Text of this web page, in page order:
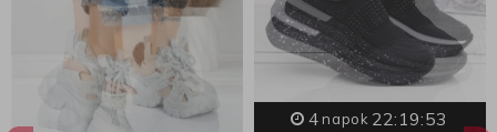
4 napok 22:19:53